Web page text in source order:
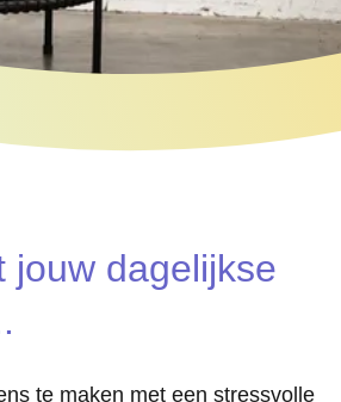
jouw dagelijkse
te maken met een stressvolle